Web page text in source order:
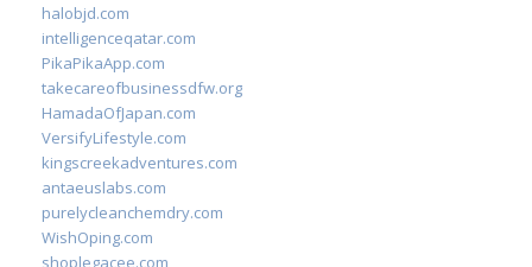
halobjd.com
intelligenceqatar.com
PikaPikaApp.com
takecareofbusinessdfw.org
HamadaOfJapan.com
VersifyLifestyle.com
kingscreekadventures.com
antaeuslabs.com
purelycleanchemdry.com
WishOping.com
shoplegacee.com